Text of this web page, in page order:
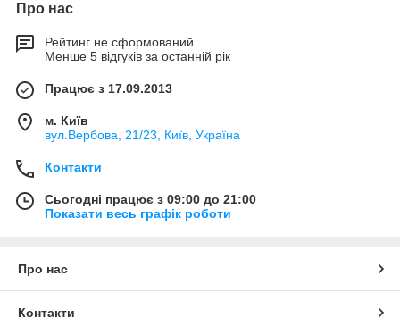
Про нас
Рейтинг не сформований
Менше 5 відгуків за останній рік
Працює з 17.09.2013
м. Київ
вул.Вербова, 21/23, Київ, Україна
Контакти
Сьогодні працює з 09:00 до 21:00
Показати весь графік роботи
Про нас
Контакти